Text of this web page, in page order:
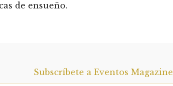
de ensueño.
Subscríbete a Eventos Magazine